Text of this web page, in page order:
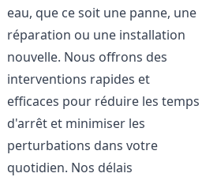
eau, que ce soit une panne, une
réparation ou une installation
nouvelle. Nous offrons des
interventions rapides et
efficaces pour réduire les temps
d'arrêt et minimiser les
perturbations dans votre
quotidien. Nos délais